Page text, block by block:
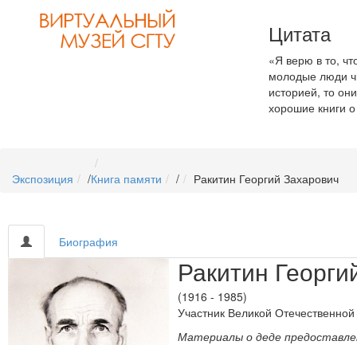
Цитата
«Я верю в то,
молодые люди
историей, то
хорошие книги
Экспозиция /Книга памяти / Ракитин Георгий Захарович
Биография
Ракитин
(1916 - 1985)
Участник Великой
Материалы о деде